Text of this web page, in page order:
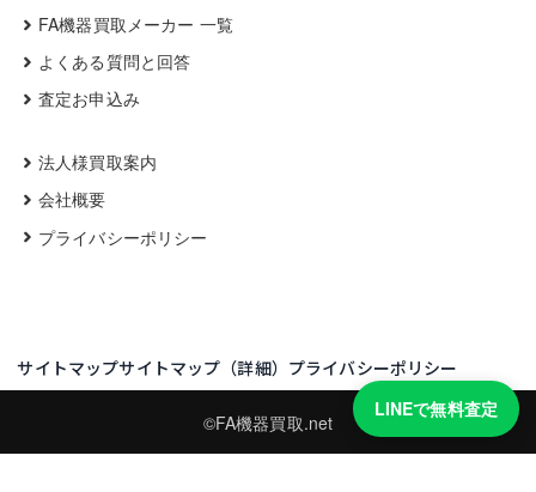
FA機器買取メーカー 一覧
よくある質問と回答
査定お申込み
法人様買取案内
会社概要
プライバシーポリシー
サイトマップサイトマップ（詳細） プライバシーポリシー
©FA機器買取.net
LINEで無料査定